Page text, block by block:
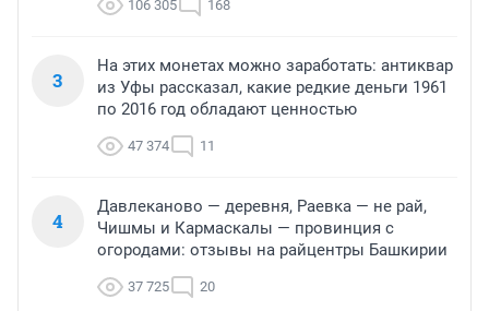
106 305 168
3
На этих монетах можно заработать: антиквар
из Уфы рассказал, какие редкие деньги 1961
по 2016 год обладают ценностью
47 374 11
4
Давлеканово — деревня, Раевка — не рай,
Чишмы и Кармаскалы — провинция с
огородами: отзывы на райцентры Башкирии
37 725 20